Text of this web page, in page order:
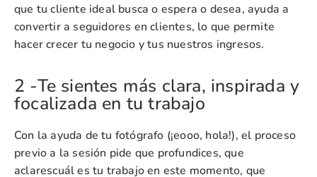
que tu cliente ideal busca o espera o desea, ayuda a
convertir a seguidores en clientes, lo que permite
hacer crecer tu negocio y tus nuestros ingresos.
2 -Te sientes más clara, inspirada y
focalizada en tu trabajo
Con la ayuda de tu fotógrafo (¡eooo, hola!), el proceso
previo a la sesión pide que profundices, que
aclarescuál es tu trabajo en este momento, que